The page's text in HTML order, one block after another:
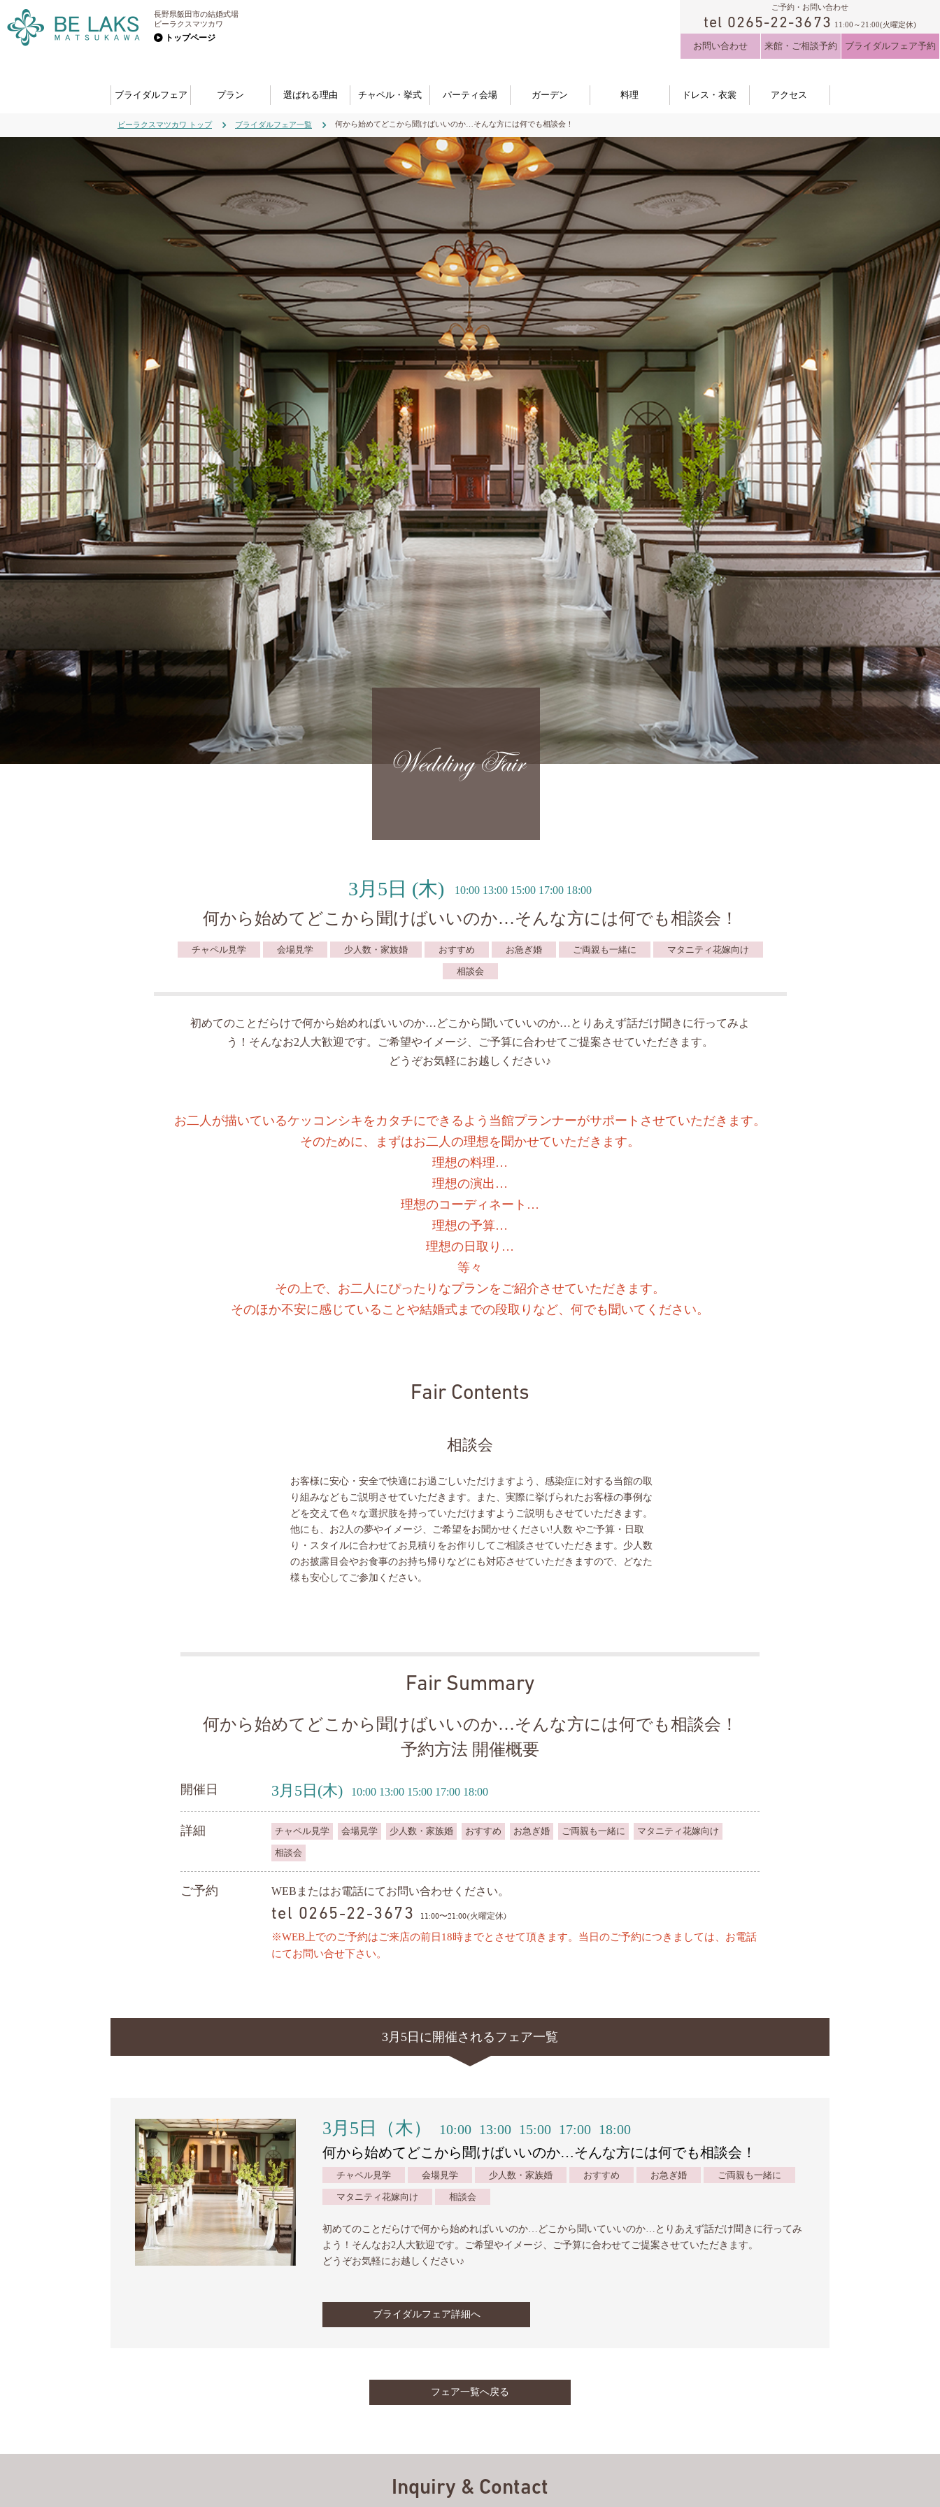
長野県飯田市の結婚式場
ビーラクスマツカワ
トップページ
ご予約・お問い合わせ
tel 0265-22-3673 11:00～21:00(火曜定休)
お問い合わせ 来館・ご相談予約 ブライダルフェア予約
ブライダルフェア プラン 選ばれる理由 チャペル・挙式 パーティ会場 ガーデン 料理 ドレス・衣裳 アクセス
ビーラクスマツカワ トップ ブライダルフェア一覧 何から始めてどこから聞けばいいのか…そんな方には何でも相談会！
Wedding Fair
3月5日 (木) 10:00 13:00 15:00 17:00 18:00
何から始めてどこから聞けばいいのか…そんな方には何でも相談会！
チャペル見学 会場見学 少人数・家族婚 おすすめ お急ぎ婚 ご両親も一緒に マタニティ花嫁向け
相談会
初めてのことだらけで何から始めればいいのか…どこから聞いていいのか…とりあえず話だけ聞きに行ってみよ
う！そんなお2人大歓迎です。ご希望やイメージ、ご予算に合わせてご提案させていただきます。
どうぞお気軽にお越しください♪
お二人が描いているケッコンシキをカタチにできるよう当館プランナーがサポートさせていただきます。
そのために、まずはお二人の理想を聞かせていただきます。
理想の料理…
理想の演出…
理想のコーディネート…
理想の予算…
理想の日取り…
等々
その上で、お二人にぴったりなプランをご紹介させていただきます。
そのほか不安に感じていることや結婚式までの段取りなど、何でも聞いてください。
Fair Contents
相談会
お客様に安心・安全で快適にお過ごしいただけますよう、感染症に対する当館の取
り組みなどもご説明させていただきます。また、実際に挙げられたお客様の事例な
どを交えて色々な選択肢を持っていただけますようご説明もさせていただきます。
他にも、お2人の夢やイメージ、ご希望をお聞かせください!人数 やご予算・日取
り・スタイルに合わせてお見積りをお作りしてご相談させていただきます。少人数
のお披露目会やお食事のお持ち帰りなどにも対応させていただきますので、どなた
様も安心してご参加ください。
Fair Summary
何から始めてどこから聞けばいいのか…そんな方には何でも相談会！
予約方法 開催概要
開催日 3月5日 (木) 10:00 13:00 15:00 17:00 18:00
詳細 チャペル見学 会場見学 少人数・家族婚 おすすめ お急ぎ婚 ご両親も一緒に マタニティ花嫁向け
相談会
ご予約 WEBまたはお電話にてお問い合わせください。
tel 0265-22-3673 11:00〜21:00(火曜定休)
※WEB上でのご予約はご来店の前日18時までとさせて頂きます。当日のご予約につきましては、お電話
にてお問い合せ下さい。
3月5日に開催されるフェア一覧
3月5日（木） 10:00 13:00 15:00 17:00 18:00
何から始めてどこから聞けばいいのか…そんな方には何でも相談会！
チャペル見学 会場見学 少人数・家族婚 おすすめ お急ぎ婚 ご両親も一緒に
マタニティ花嫁向け 相談会
初めてのことだらけで何から始めればいいのか…どこから聞いていいのか…とりあえず話だけ聞きに行ってみ
よう！そんなお2人大歓迎です。ご希望やイメージ、ご予算に合わせてご提案させていただきます。
どうぞお気軽にお越しください♪
ブライダルフェア詳細へ
フェア一覧へ戻る
Inquiry & Contact